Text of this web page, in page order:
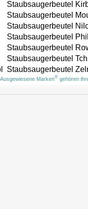
Staubsaugerbeutel
Staubsaugerbeutel
Staubsaugerbeutel
Staubsaugerbeutel
Staubsaugerbeutel
Staubsaugerbeutel
Staubsaugerbeutel
Marken®gehören